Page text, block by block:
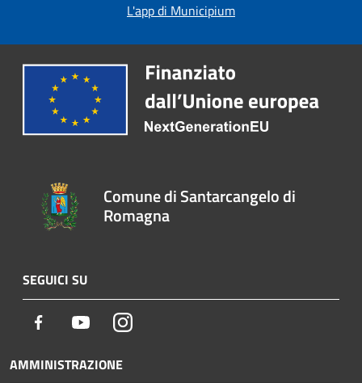
L'app di Municipium
Comune di Santarcangelo di
Romagna
SEGUICI SU
Facebook YoutubeInstagram
AMMINISTRAZIONE